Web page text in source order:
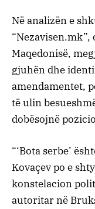
Në analizën e
Maqedonisë,
gjuhën dhe
amendamentet,
të ulin
dobësojnë
“‘Bota serbe’
Kovaçev po e
konstelacion
autoritar në